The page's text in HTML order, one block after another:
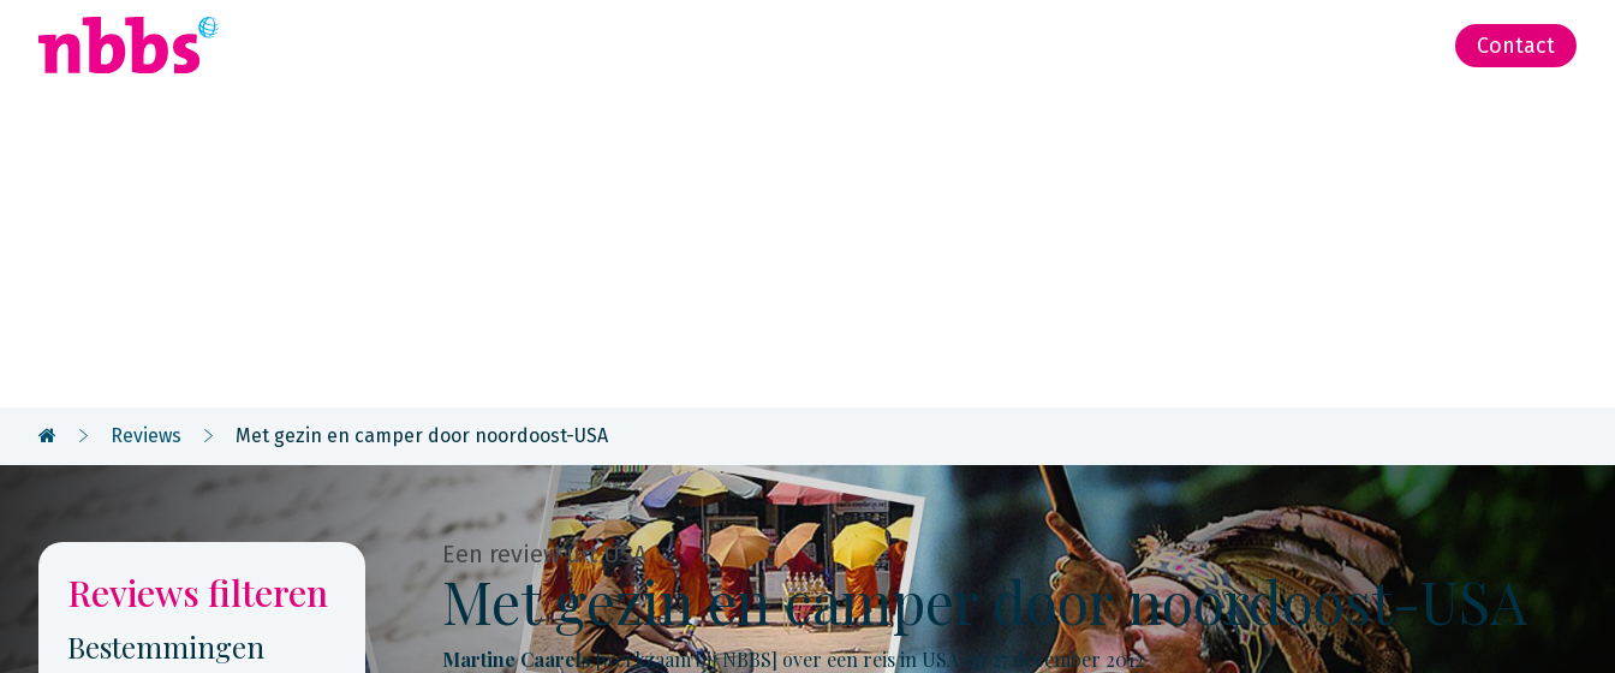
Contact
Reviews Met gezin en camper door noordoost-USA
Reviews filteren
Bestemmingen
Een review uit USA
Met gezin en camper door noordoost-USA
Martine Caarels[werkzaam bij NBBS] over een reis in USA op 27 december 2012